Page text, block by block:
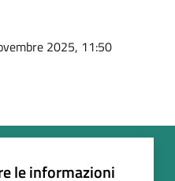
2025, 11:50
le informazioni